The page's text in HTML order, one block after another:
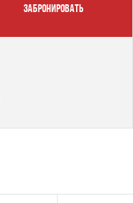
забронировать